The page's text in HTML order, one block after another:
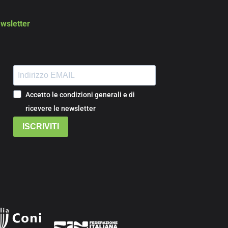
Accetto le condizioni generali e di
ricevere le newsletter
ISCRIVITI